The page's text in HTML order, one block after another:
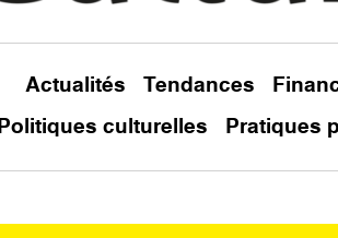
Actualités Tendances
Politiques culturelles
Pratiques